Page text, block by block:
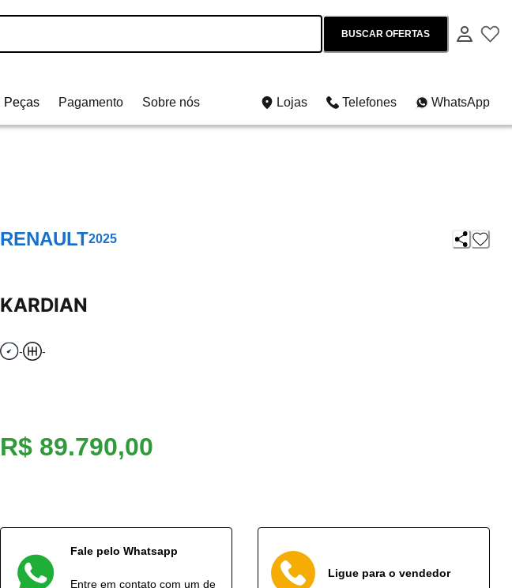
BUSCAR OFERTAS
Peças Pagamento Sobre nós Lojas Telefones WhatsApp
RENAULT2025
KARDIAN
- -
R$ 89.790,00
Fale pelo Whatsapp
Entre em contato com um de
Ligue para o vendedor